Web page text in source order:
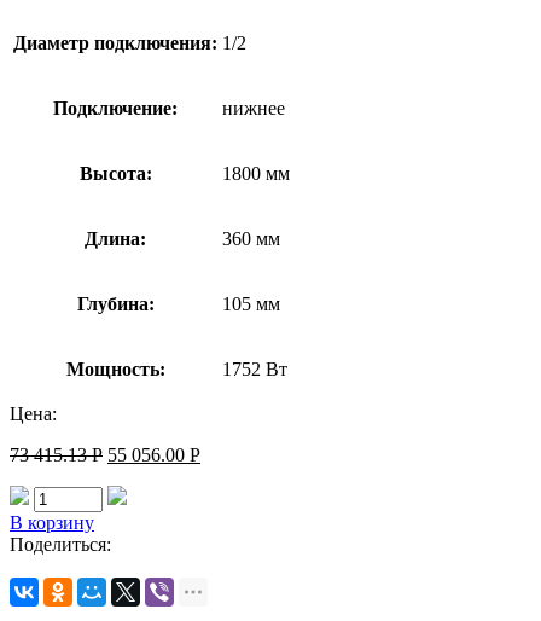
Диаметр подключения: 1/2
Подключение: нижнее
Высота: 1800 мм
Длина: 360 мм
Глубина: 105 мм
Мощность: 1752 Вт
Цена:
73 415.13Р 55 056.00 Р
В корзину
Поделиться: